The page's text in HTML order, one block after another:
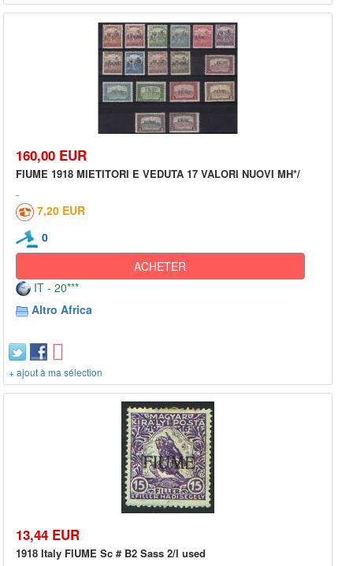
160,00 EUR
FIUME 1918 MIETITORI E VEDUTA 17 VALORI NUOVI MH*/
7,20 EUR
0
ACHETER
IT - 20***
Altro Africa
+ ajout à ma sélection
13,44 EUR
1918 Italy FIUME Sc # B2 Sass 2/l used